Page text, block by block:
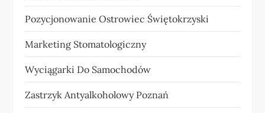
Pozycjonowanie Ostrowiec Świętokrzyski
Marketing Stomatologiczny
Wyciągarki Do Samochodów
Zastrzyk Antyalkoholowy Poznań